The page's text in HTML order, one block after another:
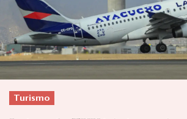
Sectores y Empresas
Management
Economía y Finanzas
Legal y Política
Turismo